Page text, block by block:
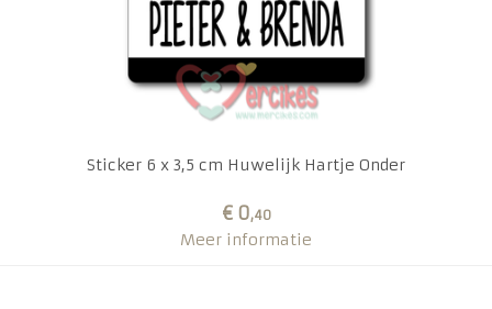
Sticker 6 x 3,5 cm Huwelijk Hartje Onder
€ 0,40
Meer informatie